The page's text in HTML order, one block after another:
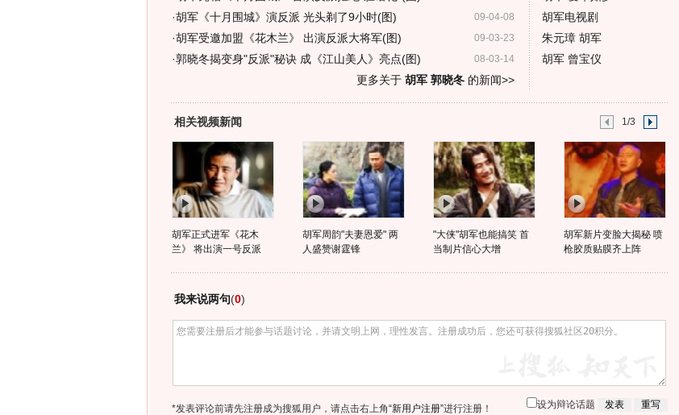
09-04-08
·胡军《十月围城》演反派 光头剃了9小时(图)
09-03-23
·胡军受邀加盟《花木兰》 出演反派大将军(图)
08-03-14
·郭晓冬揭变身"反派"秘诀 成《江山美人》亮点(图)
更多关于 胡军 郭晓冬的新闻>>
胡军电视剧
朱元璋 胡军
胡军 曾宝仪
相关视频新闻 1/3
胡军正式进军《花木
兰》 将出演一号反派
胡军周韵"夫妻恩爱" 两
人盛赞谢霆锋
"大侠"胡军也能搞笑 首
当制片信心大增
胡军新片变脸大揭秘 喷
枪胶质贴膜齐上阵
我来说两句(0)
*发表评论前请先注册成为搜狐用户，请点击右上角“新用户注册”进行注册！ 设为辩论话题